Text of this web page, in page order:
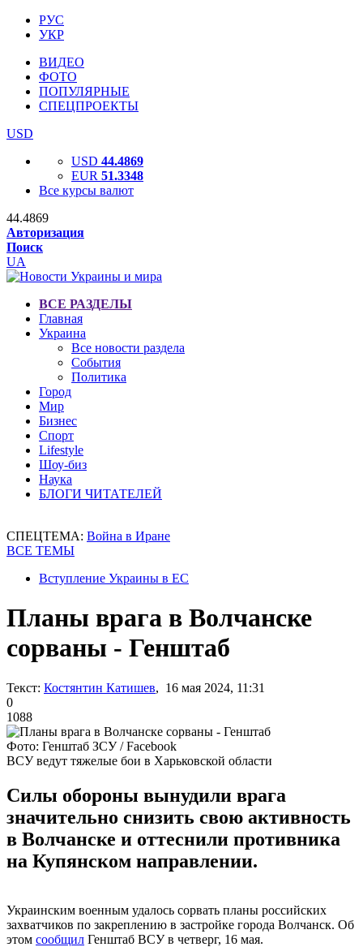
РУС
УКР
ВИДЕО
ФОТО
ПОПУЛЯРНЫЕ
СПЕЦПРОЕКТЫ
USD
USD 44.4869
EUR 51.3348
Все курсы валют
44.4869
Авторизация
Поиск
UA
ВСЕ РАЗДЕЛЫ
Главная
Украина
Все новости раздела
События
Политика
Город
Мир
Бизнес
Спорт
Lifestyle
Шоу-биз
Наука
БЛОГИ ЧИТАТЕЛЕЙ
СПЕЦТЕМА: Война в Иране
ВСЕ ТЕМЫ
Вступление Украины в ЕС
Планы врага в Волчанске
сорваны - Генштаб
Текст: Костянтин Катишев, 16 мая 2024, 11:31
0
1088
Фото: Генштаб ЗСУ / Facebook
ВСУ ведут тяжелые бои в Харьковской области
Силы обороны вынудили врага
значительно снизить свою активность
в Волчанске и оттеснили противника
на Купянском направлении.
Украинским военным удалось сорвать планы российских
захватчиков по закреплению в застройке города Волчанск. Об
этом сообщил Генштаб ВСУ в четверг, 16 мая.